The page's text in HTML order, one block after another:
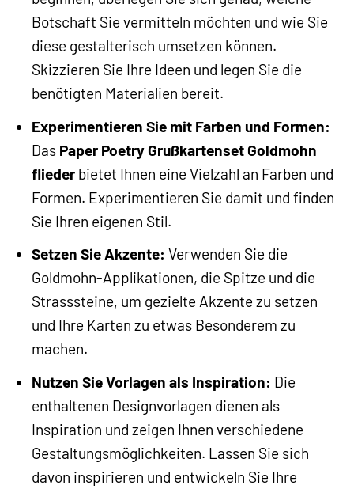
Botschaft Sie vermitteln möchten und wie Sie
diese gestalterisch umsetzen können.
Skizzieren Sie Ihre Ideen und legen Sie die
benötigten Materialien bereit.
Experimentieren Sie mit Farben und Formen:
Das Paper Poetry Grußkartenset Goldmohn
fliederbietet Ihnen eine Vielzahl an Farben und
Formen. Experimentieren Sie damit und finden
Sie Ihren eigenen Stil.
Setzen Sie Akzente: Verwenden Sie die
Goldmohn-Applikationen, die Spitze und die
Strasssteine, um gezielte Akzente zu setzen
und Ihre Karten zu etwas Besonderem zu
machen.
Nutzen Sie Vorlagen als Inspiration: Die
enthaltenen Designvorlagen dienen als
Inspiration und zeigen Ihnen verschiedene
Gestaltungsmöglichkeiten. Lassen Sie sich
davon inspirieren und entwickeln Sie Ihre